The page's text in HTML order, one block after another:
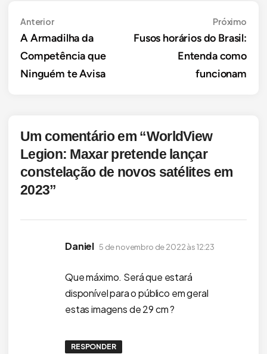
Navegação
de
Post
AnteriorAnterior
A Armadilha da
Competência que
Ninguém te Avisa
Próximo
Fusos horários do Brasil:
Entenda como
funcionam
Um comentário em “WorldView
Legion: Maxar pretende lançar
constelação de novos satélites em
2023”
Daniel disse:
5 de novembro de 2022 às 12:23
Que máximo. Será que estará
disponível para o público em geral
estas imagens de 29 cm ?
RESPONDER